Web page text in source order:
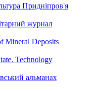
Придніпров'я
журнал
Mineral Deposits
Technology
альманах